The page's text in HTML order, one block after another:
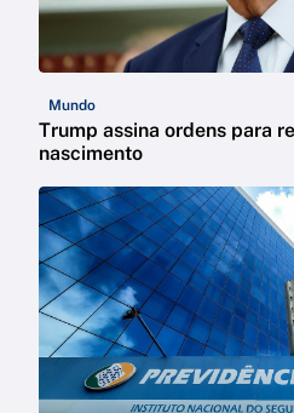
Mundo
Trump assina ordens para
nascimento